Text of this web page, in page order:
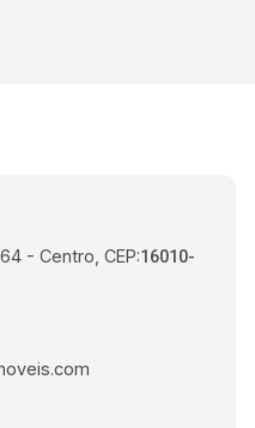
- Centro, CEP:16010-